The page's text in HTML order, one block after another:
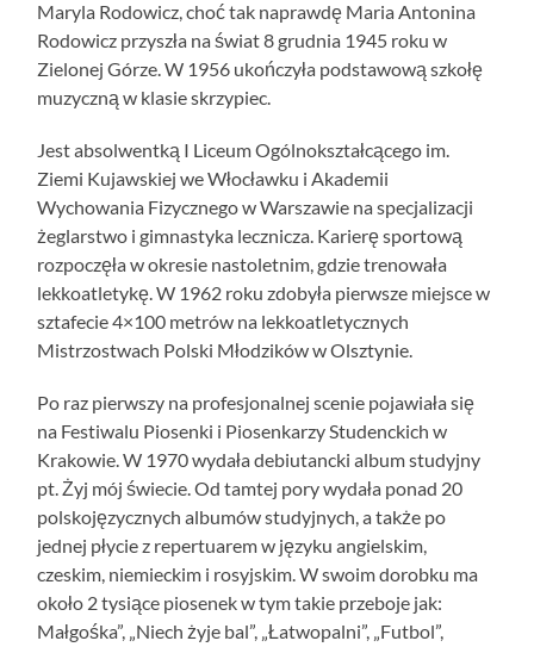
Maryla Rodowicz, choć tak naprawdę Maria Antonina
Rodowicz przyszła na świat 8 grudnia 1945 roku w
Zielonej Górze. W 1956 ukończyła podstawową szkołę
muzyczną w klasie skrzypiec.
Jest absolwentką I Liceum Ogólnokształcącego im.
Ziemi Kujawskiej we Włocławku i Akademii
Wychowania Fizycznego w Warszawie na specjalizacji
żeglarstwo i gimnastyka lecznicza. Karierę sportową
rozpoczęła w okresie nastoletnim, gdzie trenowała
lekkoatletykę. W 1962 roku zdobyła pierwsze miejsce w
sztafecie 4×100 metrów na lekkoatletycznych
Mistrzostwach Polski Młodzików w Olsztynie.
Po raz pierwszy na profesjonalnej scenie pojawiała się
na Festiwalu Piosenki i Piosenkarzy Studenckich w
Krakowie. W 1970 wydała debiutancki album studyjny
pt. Żyj mój świecie. Od tamtej pory wydała ponad 20
polskojęzycznych albumów studyjnych, a także po
jednej płycie z repertuarem w języku angielskim,
czeskim, niemieckim i rosyjskim. W swoim dorobku ma
około 2 tysiące piosenek w tym takie przeboje jak:
Małgośka”, „Niech żyje bal”, „Łatwopalni”, „Futbol”,